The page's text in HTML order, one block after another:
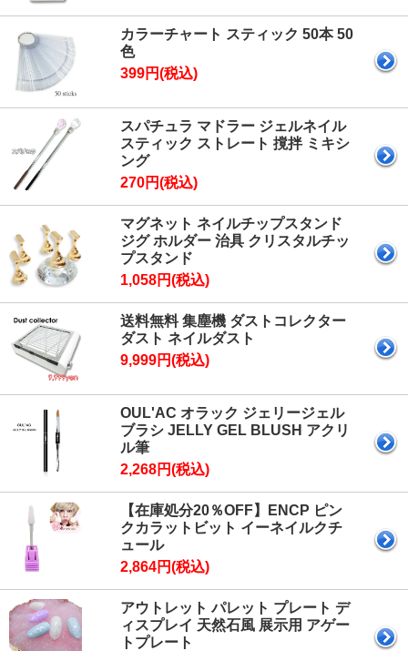
カラーチャート スティック 50本 50
色
399円(税込)
スパチュラ マドラー ジェルネイル
スティック ストレート 撹拌 ミキシ
ング
270円(税込)
マグネット ネイルチップスタンド
ジグ ホルダー 治具 クリスタルチッ
プスタンド
1,058円(税込)
送料無料 集塵機 ダストコレクター
ダスト ネイルダスト
9,999円(税込)
OUL'AC オラック ジェリージェル
ブラシ JELLY GEL BLUSH アクリ
ル筆
2,268円(税込)
【在庫処分20％OFF】ENCP ピン
クカラットビット イーネイルクチ
ュール
2,864円(税込)
アウトレット パレット プレート デ
ィスプレイ 天然石風 展示用 アゲー
トプレート